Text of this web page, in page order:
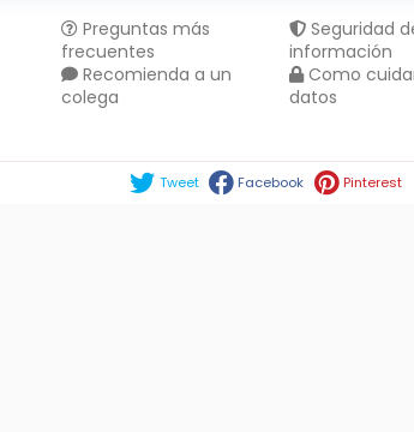
Preguntas más
frecuentes
Recomienda a un
colega
Seguridad
información
Como
datos
Tweet Facebook Pinterest